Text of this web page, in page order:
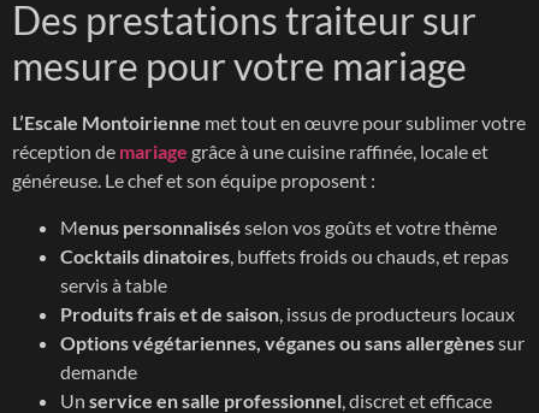
Des prestations traiteur sur
mesure pour votre mariage
L’Escale Montoirienne met tout en œuvre pour sublimer votre
réception de mariage grâce à une cuisine raffinée, locale et
généreuse. Le chef et son équipe proposent :
Menus personnalisésselon vos goûts et votre thème
Cocktails dinatoires , buffets froids ou chauds, et repas
servis à table
Produits frais et de saison , issus de producteurs locaux
Options végétariennes, véganes ou sans allergènessur
demande
Un service en salle professionnel , discret et efficace